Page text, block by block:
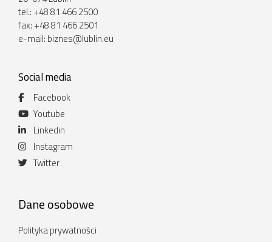
tel.: +48 81 466 2500
fax: +48 81 466 2501
e-mail: biznes@lublin.eu
Social media
Facebook
Youtube
Linkedin
Instagram
Twitter
Dane osobowe
Polityka prywatności